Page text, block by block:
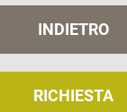
INDIETRO
RICHIESTA